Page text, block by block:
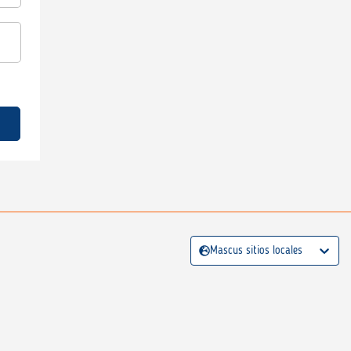
Mascus sitios locales